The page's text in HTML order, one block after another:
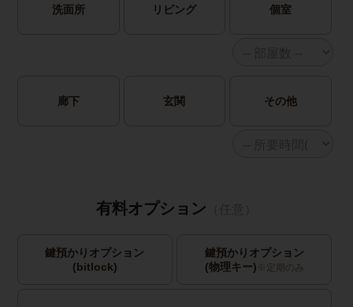
洗面所 リビング 個室
廊下 玄関 その他
有料オプション
鍵預かりオプション
(bitlock)
鍵預かりオプション
(物理キー) ※定期のみ